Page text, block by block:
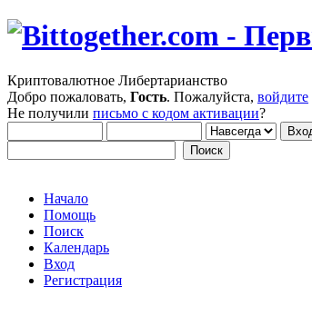
Криптовалютное Либертарианство
Добро пожаловать, Гость. Пожалуйста, войдите
Не получили письмо с кодом активации?
Начало
Помощь
Поиск
Календарь
Вход
Регистрация